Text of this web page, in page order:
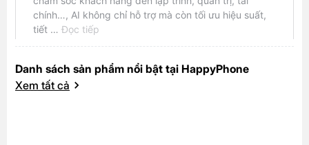
Danh sách sản phẩm nổi bật tại HappyPhone
Xem tất cả